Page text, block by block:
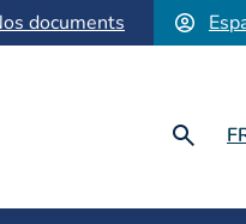
documents